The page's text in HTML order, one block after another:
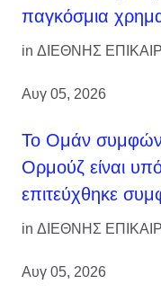
παγκόσμια
in ΔΙΕΘΝΗΣ
Αυγ 05, 2026
Το Ομάν
Ορμούζ είναι
επιτεύχθηκε
in ΔΙΕΘΝΗΣ
Αυγ 05, 2026